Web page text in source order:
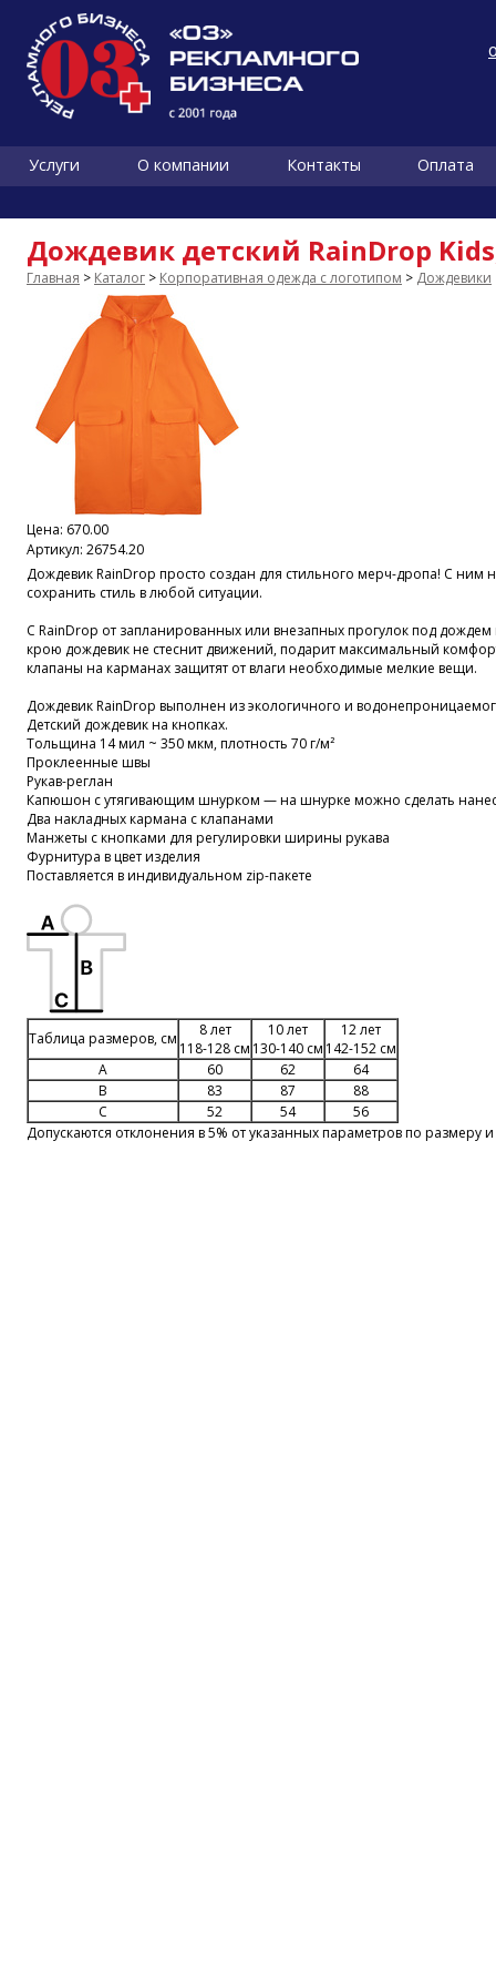
Услуги О компании Контакты Оплата
Дождевик детский RainDrop
Главная > Каталог > Корпоративная одежда с логотипом > Дождевики
Цена: 670.00
Артикул: 26754.20
Дождевик RainDrop просто создан для стильного мерч-дропа! С
сохранить стиль в любой ситуации.
С RainDrop от запланированных или внезапных прогулок под
крою дождевик не стеснит движений, подарит максимальный
клапаны на карманах защитят от влаги необходимые мелкие вещи.
Дождевик RainDrop выполнен из экологичного и
Детский дождевик на кнопках.
Тольщина 14 мил ~ 350 мкм, плотность 70 г/м²
Проклеенные швы
Рукав-реглан
Капюшон с утягивающим шнурком — на шнурке можно сделать
Два накладных кармана с клапанами
Манжеты с кнопками для регулировки ширины рукава
Фурнитура в цвет изделия
Поставляется в индивидуальном zip-пакете
Таблица размеров, см
8 лет
118-128 см
10 лет
130-140 см
12 лет
142-152 см
A
60 62
64
B
83 87
88
C
52 54
56
Допускаются отклонения в 5% от указанных параметров по размеру и